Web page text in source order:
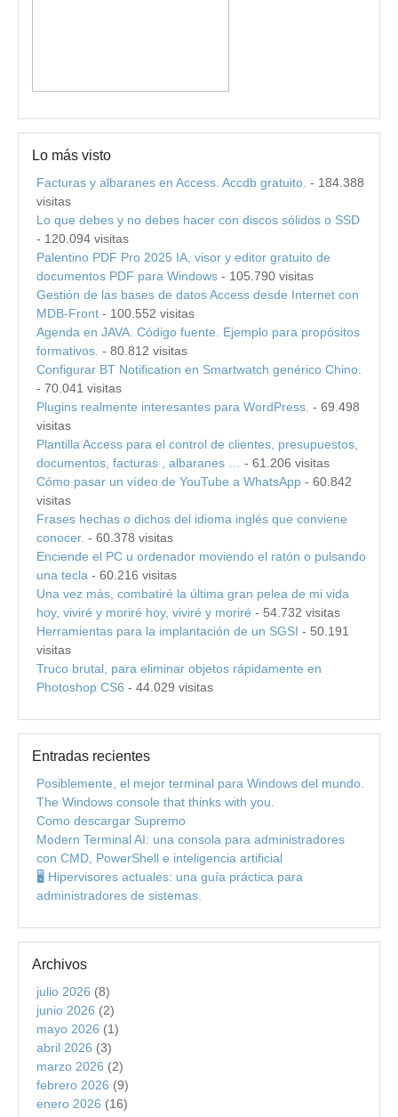
Lo más visto
Facturas y albaranes en Access. Accdb gratuito. - 184.388
visitas
Lo que debes y no debes hacer con discos sólidos o SSD
- 120.094 visitas
Palentino PDF Pro 2025 IA, visor y editor gratuito de
documentos PDF para Windows - 105.790 visitas
Gestión de las bases de datos Access desde Internet con
MDB-Front - 100.552 visitas
Agenda en JAVA. Código fuente. Ejemplo para propósitos
formativos. - 80.812 visitas
Configurar BT Notification en Smartwatch genérico Chino.
- 70.041 visitas
Plugins realmente interesantes para WordPress. - 69.498
visitas
Plantilla Access para el control de clientes, presupuestos,
documentos, facturas , albaranes …
- 61.206 visitas
Cómo pasar un vídeo de YouTube a WhatsApp - 60.842
visitas
Frases hechas o dichos del idioma inglés que conviene
conocer. - 60.378 visitas
Enciende el PC u ordenador moviendo el ratón o pulsando
una tecla - 60.216 visitas
Una vez más, combatiré la última gran pelea de mi vida
hoy, viviré y moriré hoy, viviré y moriré - 54.732 visitas
Herramientas para la implantación de un SGSI - 50.191
visitas
Truco brutal, para eliminar objetos rápidamente en
Photoshop CS6 - 44.029 visitas
Entradas recientes
Posiblemente, el mejor terminal para Windows del mundo.
The Windows console that thinks with you.
Como descargar Supremo
Modern Terminal AI: una consola para administradores
con CMD, PowerShell e inteligencia artificial
🖥️ Hipervisores actuales: una guía práctica para
administradores de sistemas.
Archivos
julio 2026 (8)
junio 2026 (2)
mayo 2026 (1)
abril 2026 (3)
marzo 2026 (2)
febrero 2026 (9)
enero 2026 (16)